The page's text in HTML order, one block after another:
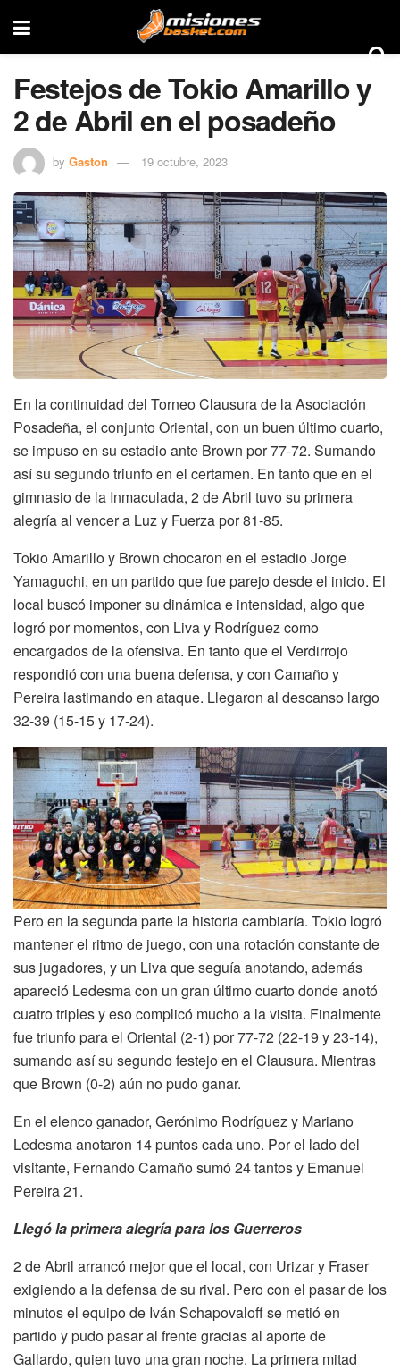
Festejos de Tokio Amarillo y
2 de Abril en el posadeño
by Gaston 19 octubre, 2023
En la continuidad del Torneo Clausura de la Asociación
Posadeña, el conjunto Oriental, con un buen último cuarto,
se impuso en su estadio ante Brown por 77-72. Sumando
así su segundo triunfo en el certamen. En tanto que en el
gimnasio de la Inmaculada, 2 de Abril tuvo su primera
alegría al vencer a Luz y Fuerza por 81-85.
Tokio Amarillo y Brown chocaron en el estadio Jorge
Yamaguchi, en un partido que fue parejo desde el inicio. El
local buscó imponer su dinámica e intensidad, algo que
logró por momentos, con Liva y Rodríguez como
encargados de la ofensiva. En tanto que el Verdirrojo
respondió con una buena defensa, y con Camaño y
Pereira lastimando en ataque. Llegaron al descanso largo
32-39 (15-15 y 17-24).
Pero en la segunda parte la historia cambiaría. Tokio logró
mantener el ritmo de juego, con una rotación constante de
sus jugadores, y un Liva que seguía anotando, además
apareció Ledesma con un gran último cuarto donde anotó
cuatro triples y eso complicó mucho a la visita. Finalmente
fue triunfo para el Oriental (2-1) por 77-72 (22-19 y 23-14),
sumando así su segundo festejo en el Clausura. Mientras
que Brown (0-2) aún no pudo ganar.
En el elenco ganador, Gerónimo Rodríguez y Mariano
Ledesma anotaron 14 puntos cada uno. Por el lado del
visitante, Fernando Camaño sumó 24 tantos y Emanuel
Pereira 21.
Llegó la primera alegría para los Guerreros
2 de Abril arrancó mejor que el local, con Urizar y Fraser
exigiendo a la defensa de su rival. Pero con el pasar de los
minutos el equipo de Iván Schapovaloff se metió en
partido y pudo pasar al frente gracias al aporte de
Gallardo, quien tuvo una gran noche. La primera mitad